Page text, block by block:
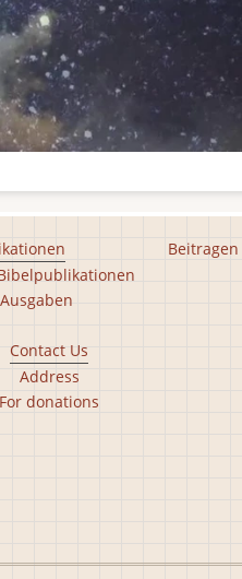
Beitragen
Contact Us
Address
For donations